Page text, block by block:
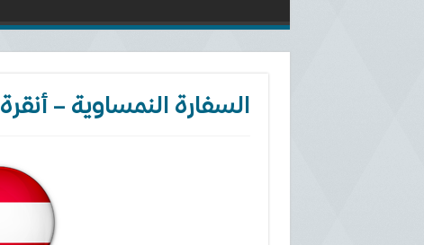
السفارة النمساوية – أنقرة